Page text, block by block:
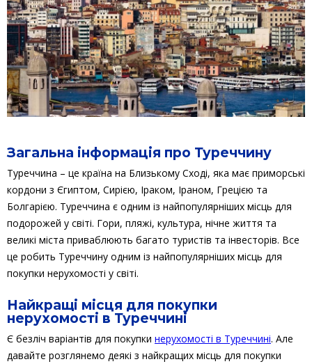
Загальна інформація про Туреччину
Туреччина – це країна на Близькому Сході, яка має приморські
кордони з Єгиптом, Сирією, Іраком, Іраном, Грецією та
Болгарією. Туреччина є одним із найпопулярніших місць для
подорожей у світі. Гори, пляжі, культура, нічне життя та
великі міста приваблюють багато туристів та інвесторів. Все
це робить Туреччину одним із найпопулярніших місць для
покупки нерухомості у світі.
Найкращі місця для покупки
нерухомості в Туреччині
Є безліч варіантів для покупки нерухомості в Туреччині. Але
давайте розглянемо деякі з найкращих місць для покупки